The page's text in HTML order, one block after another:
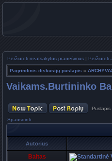
Peržiūrėti neatsakytus pranešimus | Peržiūrėti
Pagrindinis diskusijų puslapis »
Vaikams.Burtininko
Puslapis
Spausdinti
Autorius
Baltas